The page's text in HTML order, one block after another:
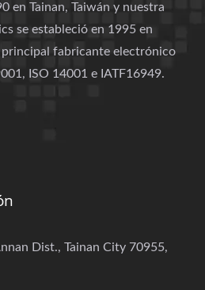
en Tainan, Taiwán y nuestra
se estableció en 1995 en
principal fabricante electrónico
ISO 14001 e IATF16949.
Dist., Tainan City 70955,